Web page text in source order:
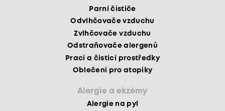
Parní čističe
Odvlhčovače vzduchu
Zvlhčovače vzduchu
Odstraňovače alergenů
Prací a čisticí prostředky
Oblečení pro atopiky
Alergie a ekzémy
Alergie na pyl